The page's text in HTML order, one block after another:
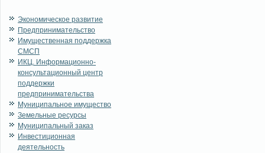
Экономическое развитие
Предпринимательство
Имущественная поддержка
СМСП
ИКЦ. Информационно-
консультационный центр
поддержки
предпринимательства
Муниципальное имущество
Земельные ресурсы
Муниципальный заказ
Инвестиционная
деятельность